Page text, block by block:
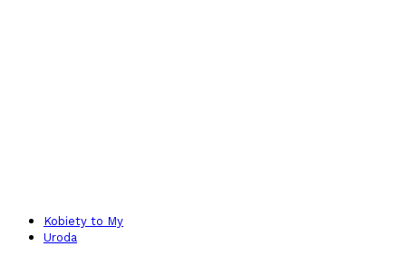
Kobiety to My
Uroda